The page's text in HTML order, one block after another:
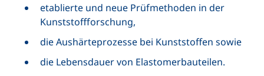
etablierte und neue Prüfmethoden in der
Kunststoffforschung,
die Aushärteprozesse bei Kunststoffen sowie
die Lebensdauer von Elastomerbauteilen.